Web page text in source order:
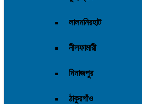
লালমনিরহাট
নীলফামারী
দিনাজপুর
ঠাকুরগাঁও